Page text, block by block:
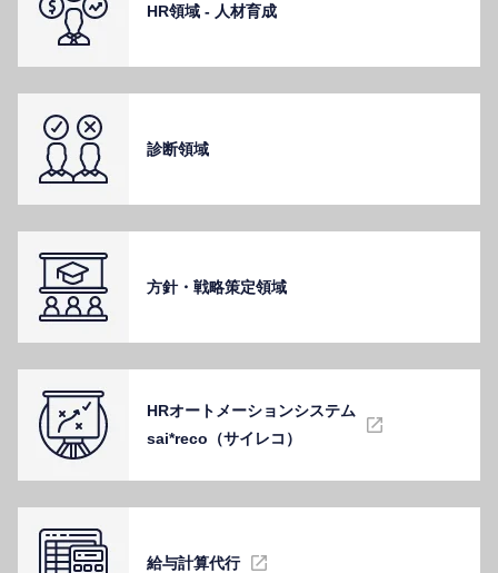
HR領域 - ⼈材育成
診断領域
⽅針・戦略策定領域
HRオートメーションシステム
sai*reco（サイレコ）
給与計算代⾏